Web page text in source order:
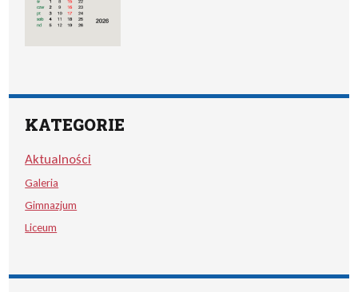
KATEGORIE
Aktualności
Galeria
Gimnazjum
Liceum